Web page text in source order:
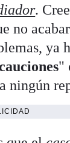
.
no
ya
"
ningún